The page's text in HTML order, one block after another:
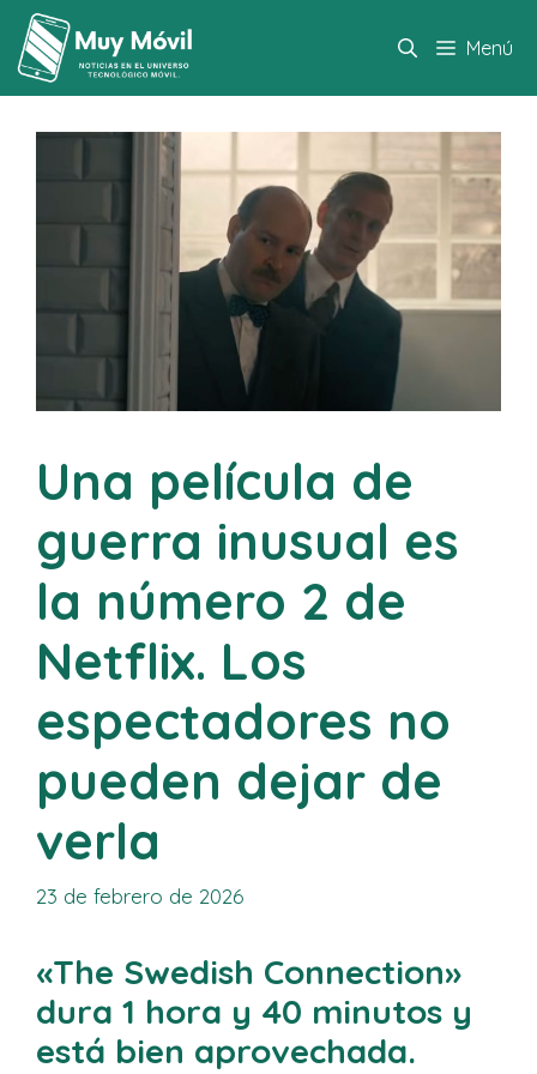
Saltar
contenido
Menú
Una película de
guerra inusual es
la número 2 de
Netflix. Los
espectadores no
pueden dejar de
verla
23 de febrero de 2026
«The Swedish Connection»
dura 1 hora y 40 minutos y
está bien aprovechada.